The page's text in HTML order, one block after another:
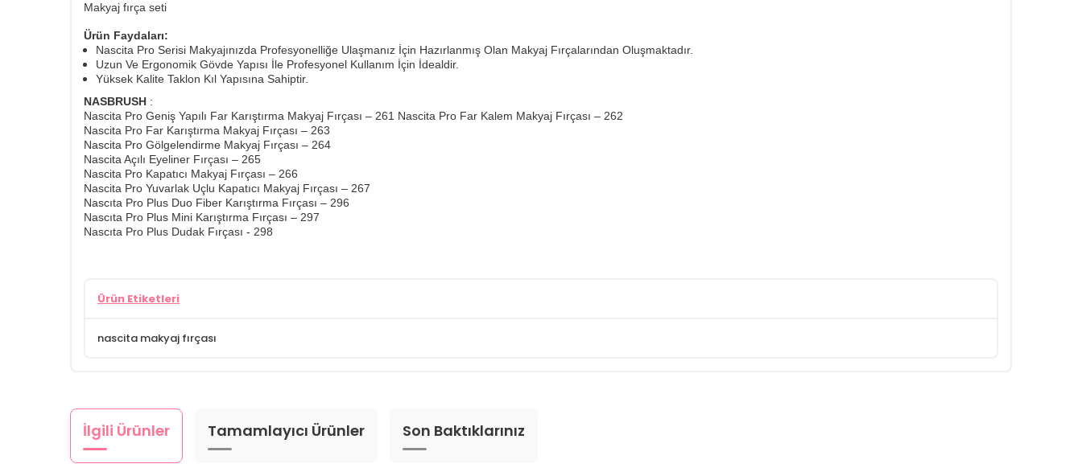
Makyaj fırça seti
Ürün Faydaları:
Nascita Pro Serisi Makyajınızda Profesyonelliğe Ulaşmanız İçin Hazırlanmış Olan Makyaj Fırçalarından Oluşmaktadır.
Uzun Ve Ergonomik Gövde Yapısı İle Profesyonel Kullanım İçin İdealdir.
Yüksek Kalite Taklon Kıl Yapısına Sahiptir.
NASBRUSH :
Nascita Pro Geniş Yapılı Far Karıştırma Makyaj Fırçası – 261 Nascita Pro Far Kalem Makyaj Fırçası – 262
Nascita Pro Far Karıştırma Makyaj Fırçası – 263
Nascita Pro Gölgelendirme Makyaj Fırçası – 264
Nascita Açılı Eyeliner Fırçası – 265
Nascita Pro Kapatıcı Makyaj Fırçası – 266
Nascita Pro Yuvarlak Uçlu Kapatıcı Makyaj Fırçası – 267
Nascıta Pro Plus Duo Fiber Karıştırma Fırçası – 296
Nascıta Pro Plus Mini Karıştırma Fırçası – 297
Nascıta Pro Plus Dudak Fırçası - 298
Ürün Etiketleri
nascita makyaj fırçası
İlgili Ürünler Tamamlayıcı Ürünler Son Baktıklarınız